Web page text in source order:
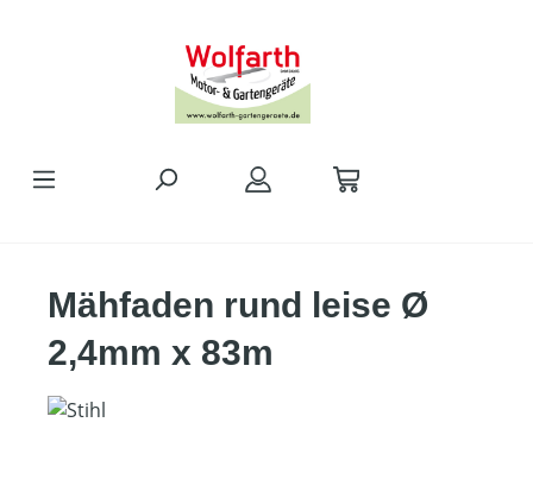
Mähfaden rund leise Ø
2,4mm x 83m